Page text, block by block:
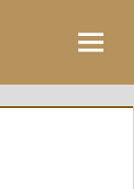
Menü